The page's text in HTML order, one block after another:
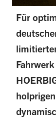
Für